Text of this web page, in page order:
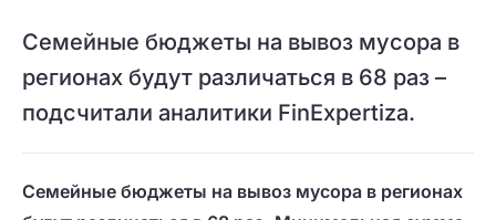
Семейные бюджеты на вывоз мусора в
регионах будут различаться в 68 раз –
подсчитали аналитики FinExpertiza.
Семейные бюджеты на вывоз мусора в регионах